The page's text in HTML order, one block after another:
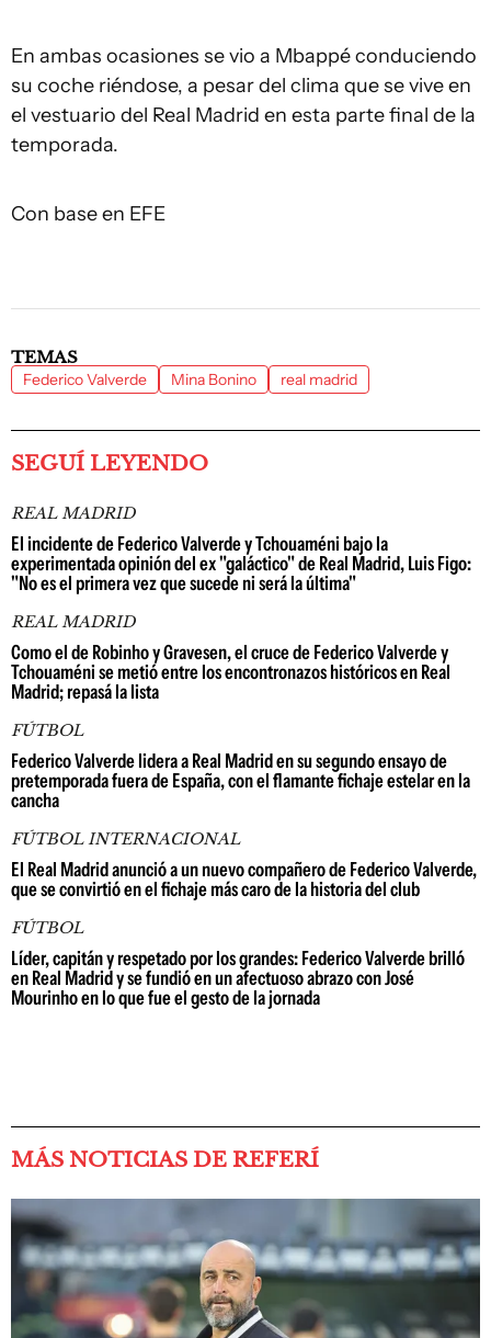
En ambas ocasiones se vio a Mbappé conduciendo
su coche riéndose, a pesar del clima que se vive en
el vestuario del Real Madrid en esta parte final de la
temporada.
Con base en EFE
TEMAS
Federico Valverde Mina Bonino real madrid
SEGUÍ LEYENDO
REAL MADRID
El incidente de Federico Valverde y Tchouaméni bajo la
experimentada opinión del ex "galáctico" de Real Madrid, Luis Figo:
"No es el primera vez que sucede ni será la última"
REAL MADRID
Como el de Robinho y Gravesen, el cruce de Federico Valverde y
Tchouaméni se metió entre los encontronazos históricos en Real
Madrid; repasá la lista
FÚTBOL
Federico Valverde lidera a Real Madrid en su segundo ensayo de
pretemporada fuera de España, con el flamante fichaje estelar en la
cancha
FÚTBOL INTERNACIONAL
El Real Madrid anunció a un nuevo compañero de Federico Valverde,
que se convirtió en el fichaje más caro de la historia del club
FÚTBOL
Líder, capitán y respetado por los grandes: Federico Valverde brilló
en Real Madrid y se fundió en un afectuoso abrazo con José
Mourinho en lo que fue el gesto de la jornada
MÁS NOTICIAS DE REFERÍ